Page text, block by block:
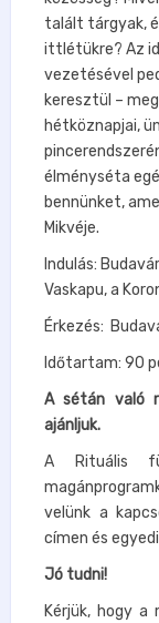
talált tárgyak,
ittlétükre? Az
vezetésével
keresztül –
hétköznapjai,
élményséta
bennünket,
Mikvéje.
Indulás:
Vaskapu, a
Érkezés:
Időtartam: 90
A sétán való
ajánljuk.
A Rituális
velünk a
címen és
Jó tudni!
Kérjük, hogy a